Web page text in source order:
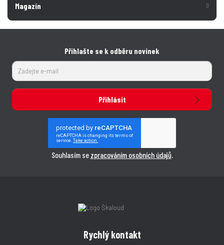
Magazín
Přihlašte se k odběru novinek
Přihlásit
Souhlasím se zpracováním osobních údajů.
Rychlý kontakt